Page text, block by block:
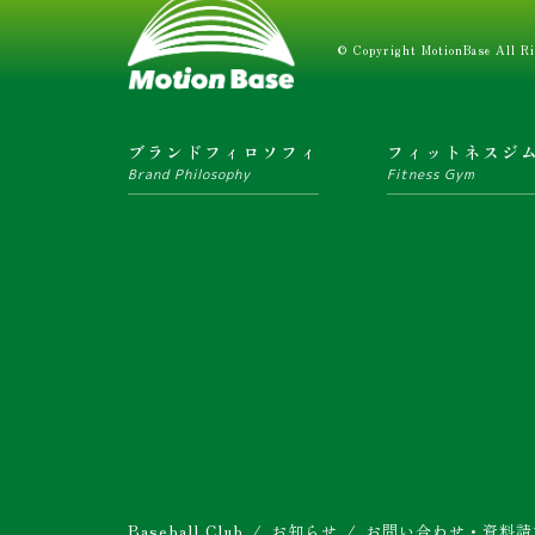
© Copyright MotionBase All
ブランドフィロソフィ
Brand Philosophy
フィットネスジ
Fitness Gym